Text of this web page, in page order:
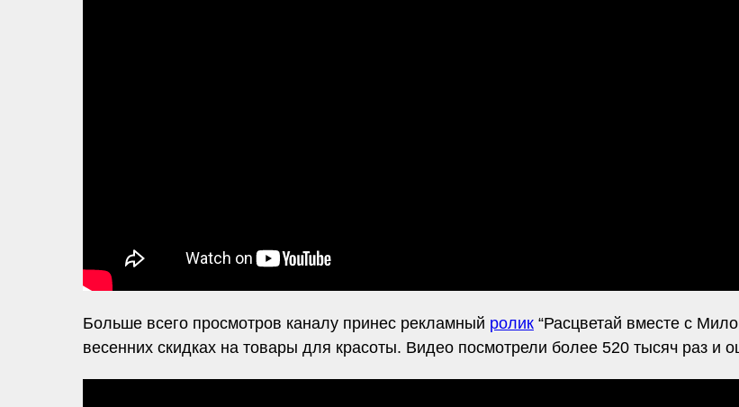
Больше всего просмотров каналу принес рекламный ролик “Расцветай вместе с
весенних скидках на товары для красоты. Видео посмотрели более 520 тысяч раз и